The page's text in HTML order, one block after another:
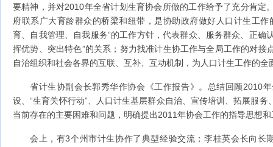
要精神，并对2010年全省计划生育协会所做的工作给予了充分肯定
府联系广大育龄群众的桥梁和纽带，是协助政府做好人口计生工
育、自我管理、自我服务”的工作方针，代表群众、服务群众、正确
挥优势、突出特色”的关系；努力找准计生协工作与全局工作的对接
自治组织和社会各界的互联、互补、互动机制，为人口计生工作的全
省计生协副会长郭秀华作协会《工作报告》。总结回顾2010
设、“生育关怀行动”、人口计生基层群众自治、宣传培训、拓展服
当前存在的主要困难和问题，明确提出2011年协会工作的指导思想
会上，有3个州市计生协作了典型经验交流；李桂英会长向长